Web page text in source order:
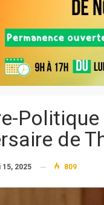
de
15, 2025 809